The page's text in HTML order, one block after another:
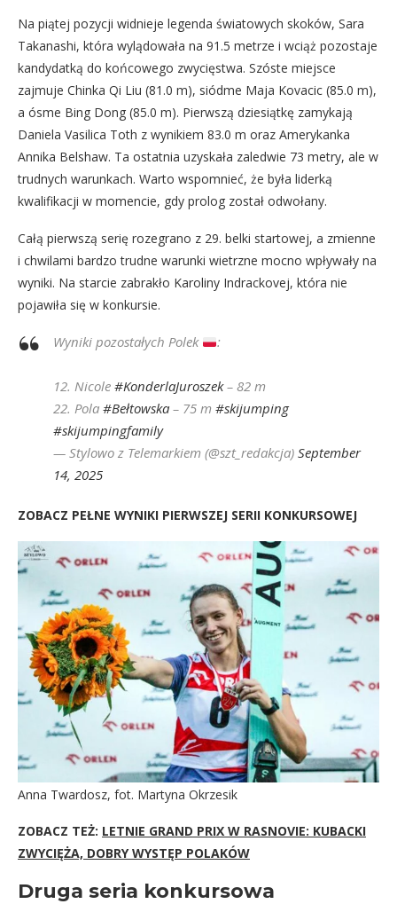
Na piątej pozycji widnieje legenda światowych skoków, Sara
Takanashi, która wylądowała na 91.5 metrze i wciąż pozostaje
kandydatką do końcowego zwycięstwa. Szóste miejsce
zajmuje Chinka Qi Liu (81.0 m), siódme Maja Kovacic (85.0 m),
a ósme Bing Dong (85.0 m). Pierwszą dziesiątkę zamykają
Daniela Vasilica Toth z wynikiem 83.0 m oraz Amerykanka
Annika Belshaw. Ta ostatnia uzyskała zaledwie 73 metry, ale w
trudnych warunkach. Warto wspomnieć, że była liderką
kwalifikacji w momencie, gdy prolog został odwołany.
Całą pierwszą serię rozegrano z 29. belki startowej, a zmienne
i chwilami bardzo trudne warunki wietrzne mocno wpływały na
wyniki. Na starcie zabrakło Karoliny Indrackovej, która nie
pojawiła się w konkursie.
Wyniki pozostałych Polek :
12. Nicole #KonderlaJuroszek– 82 m
22. Pola #Bełtowska – 75 m #skijumping
#skijumpingfamily
— Stylowo z Telemarkiem (@szt_redakcja) September
14, 2025
ZOBACZ PEŁNE WYNIKI PIERWSZEJ SERII KONKURSOWEJ
Anna Twardosz, fot. Martyna Okrzesik
ZOBACZ TEŻ: LETNIE GRAND PRIX W RASNOVIE: KUBACKI
ZWYCIĘŻA, DOBRY WYSTĘP POLAKÓW
Druga seria konkursowa